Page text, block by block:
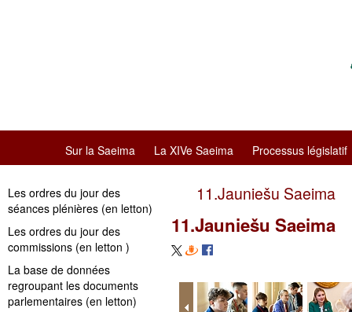
Sur la Saeima La XIVe Saeima Processus législatif
Les ordres du jour des
séances plénières (en letton)
Les ordres du jour des
commissions (en letton )
La base de données
regroupant les documents
parlementaires (en letton)
11.Jauniešu Saeima
11.Jauniešu Saeima